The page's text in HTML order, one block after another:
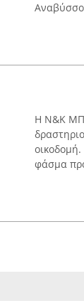
Η Ν&Κ
φάσμα